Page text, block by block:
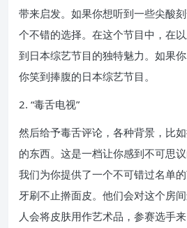
带来启发。如果你想听到一些尖酸
个不错的选择。在这个节目中，在
到日本综艺节目的独特魅力。如果
你笑到捧腹的日本综艺节目。
2. “毒舌电视”
然后给予毒舌评论，各种背景，比
的东西。这是一档让你感到不可思
我们为你提供了一个不可错过名单
牙刷不止擀面皮。他们会对这个房
人会将皮肤用作艺术品，参赛选手来